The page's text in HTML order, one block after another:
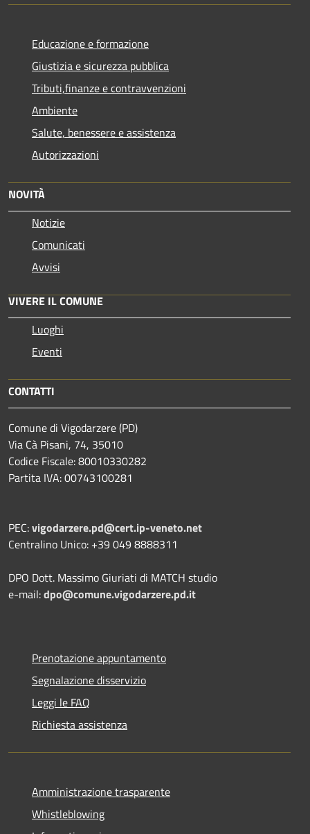
Educazione e formazione
Giustizia e sicurezza pubblica
Tributi,finanze e contravvenzioni
Ambiente
Salute, benessere e assistenza
Autorizzazioni
NOVITÀ
Notizie
Comunicati
Avvisi
VIVERE IL COMUNE
Luoghi
Eventi
CONTATTI
Comune di Vigodarzere (PD)
Via Cà Pisani, 74, 35010
Codice Fiscale: 80010330282
Partita IVA: 00743100281
PEC:vigodarzere.pd@cert.ip-veneto.net
Centralino Unico: +39 049 8888311
DPO Dott. Massimo Giuriati di MATCH studio
e-mail:dpo@comune.vigodarzere.pd.it
Prenotazione appuntamento
Segnalazione disservizio
Leggi le FAQ
Richiesta assistenza
Amministrazione trasparente
Whistleblowing